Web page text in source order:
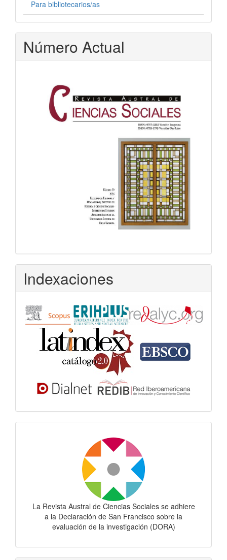
Para bibliotecarios/as
Número Actual
Indexaciones
La Revista Austral de Ciencias Sociales se adhiere
a la Declaración de San Francisco sobre la
evaluación de la investigación (DORA)